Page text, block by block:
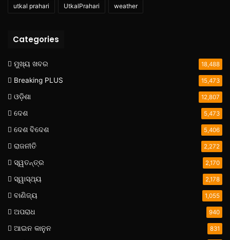
utkal prahari UtkalPrahari weather
Categories
ମୁଖ୍ୟ ଖବର 18,488
Breaking PLUS 15,473
ଓଡ଼ିଶା 12,807
ଦେଶ 5,473
ଦେଶ ବିଦେଶ 5,406
ରାଜନୀତି 2,272
ସ୍ୱତନ୍ତ୍ର 2,170
ସ୍ୱାସ୍ଥ୍ୟ 2,178
ବାଣିଜ୍ୟ 1,055
ଅପରାଧ 940
ଆଇନ କାନୁନ 831